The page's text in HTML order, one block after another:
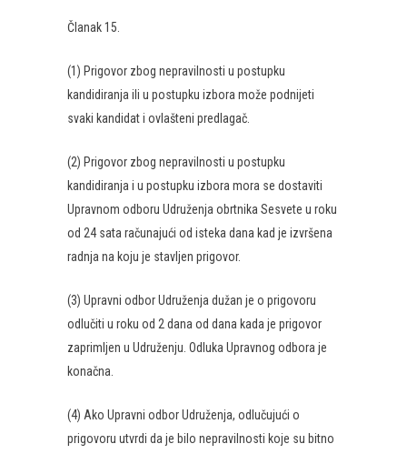
Članak 15.
(1) Prigovor zbog nepravilnosti u postupku
kandidiranja ili u postupku izbora može podnijeti
svaki kandidat i ovlašteni predlagač.
(2) Prigovor zbog nepravilnosti u postupku
kandidiranja i u postupku izbora mora se dostaviti
Upravnom odboru Udruženja obrtnika Sesvete u roku
od 24 sata računajući od isteka dana kad je izvršena
radnja na koju je stavljen prigovor.
(3) Upravni odbor Udruženja dužan je o prigovoru
odlučiti u roku od 2 dana od dana kada je prigovor
zaprimljen u Udruženju. Odluka Upravnog odbora je
konačna.
(4) Ako Upravni odbor Udruženja, odlučujući o
prigovoru utvrdi da je bilo nepravilnosti koje su bitno